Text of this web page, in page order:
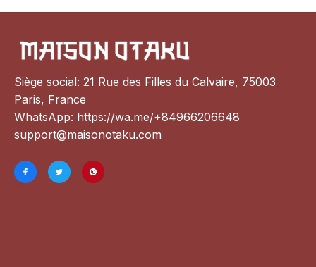
Siège social: 21 Rue des Filles du Calvaire, 75003
Paris, France
WhatsApp: https://wa.me/+84966206648
support@maisonotaku.com